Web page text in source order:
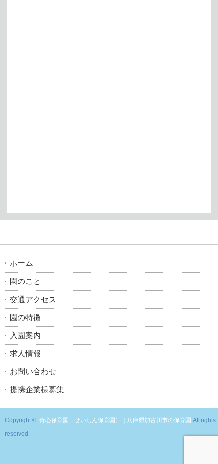
ホーム
園のこと
交通アクセス
園の特徴
入園案内
求人情報
お問い合わせ
提携企業様募集
Copyright © 青心保育園（せいしん保育園）｜兵庫県加古川市の保育園 All rights
reserved.